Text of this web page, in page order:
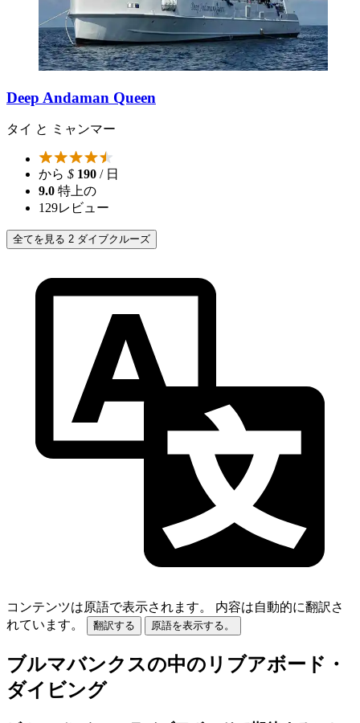
Deep Andaman Queen
タイ と ミャンマー
から $ 190 / 日
9.0 特上の
129レビュー
全てを見る 2 ダイブクルーズ
コンテンツは原語で表示されます。
内容は自動的に翻訳さ
れています。
翻訳する 原語を表示する。
ブルマバンクスの中のリブアボード・
ダイビング